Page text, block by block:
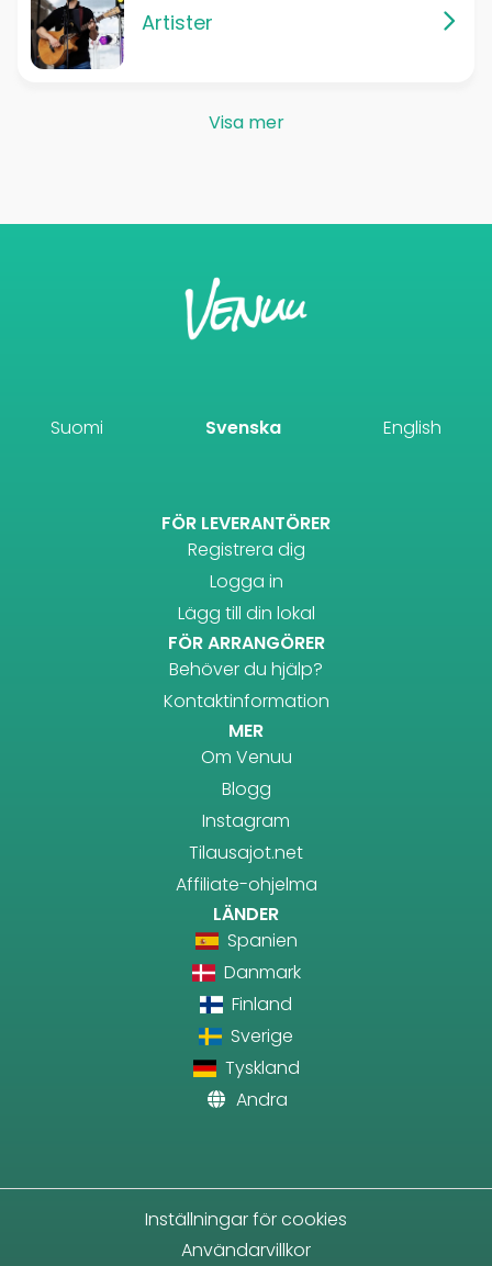
Artister
Visa mer
Suomi Svenska English
FÖR LEVERANTÖRER
Registrera dig
Logga in
Lägg till din lokal
FÖR ARRANGÖRER
Behöver du hjälp?
Kontaktinformation
MER
Om Venuu
Blogg
Instagram
Tilausajot.net
Affiliate-ohjelma
LÄNDER
Spanien
Danmark
Finland
Sverige
Tyskland
Andra
Inställningar för cookies
Användarvillkor